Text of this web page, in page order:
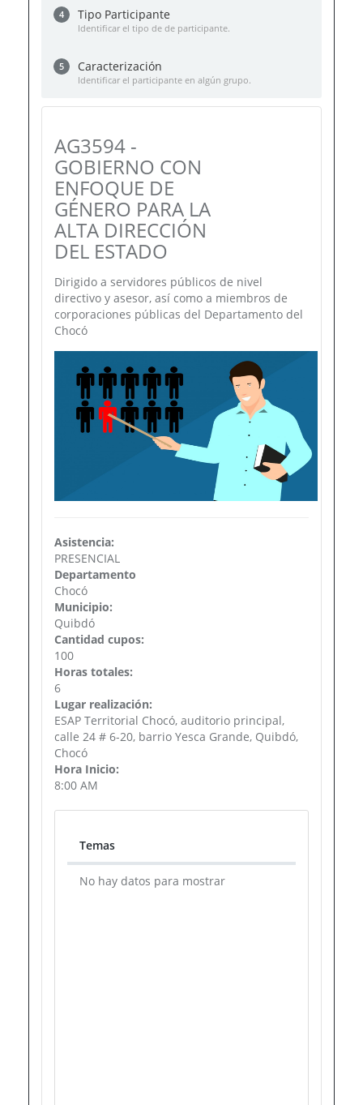
4 Tipo Participante
Identificar el tipo de de participante.
5 Caracterización
Identificar el participante en algún grupo.
AG3594 -
GOBIERNO CON
ENFOQUE DE
GÉNERO PARA LA
ALTA DIRECCIÓN
DEL ESTADO
Dirigido a servidores públicos de nivel
directivo y asesor, así como a miembros de
corporaciones públicas del Departamento del
Chocó
Asistencia:
PRESENCIAL
Departamento
Chocó
Municipio:
Quibdó
Cantidad cupos:
100
Horas totales:
6
Lugar realización:
ESAP Territorial Chocó, auditorio principal,
calle 24 # 6-20, barrio Yesca Grande, Quibdó,
Chocó
Hora Inicio:
8:00 AM
Temas
No hay datos para mostrar